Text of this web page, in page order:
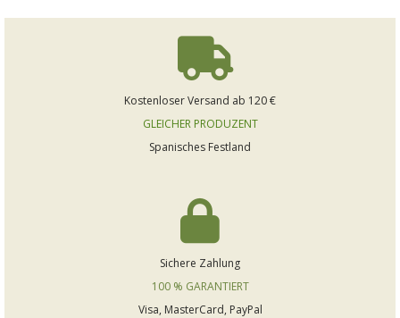
Kostenloser Versand ab 120 €
GLEICHER PRODUZENT
Spanisches Festland
Sichere Zahlung
100 % GARANTIERT
Visa, MasterCard, PayPal